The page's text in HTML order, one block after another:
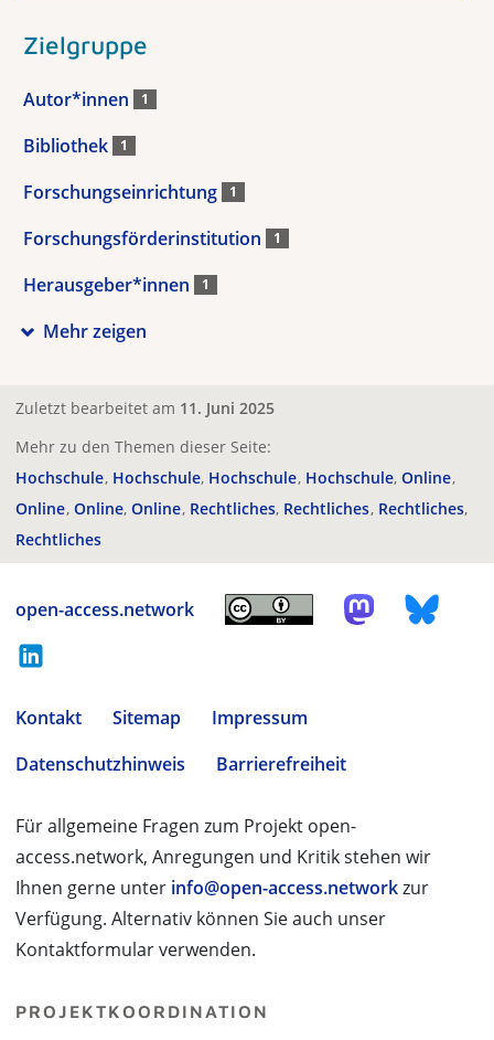
Zielgruppe
Autor*innen 1
Bibliothek 1
Forschungseinrichtung 1
Forschungsförderinstitution 1
Herausgeber*innen 1
Mehr zeigen
Zuletzt bearbeitet am 11. Juni 2025
Mehr zu den Themen dieser Seite:
Hochschule Hochschule Hochschule Hochschule Online
Online Online Online Rechtliches Rechtliches Rechtliches
Rechtliches
open-access.network
Kontakt Sitemap
Impressum
Datenschutzhinweis
Barrierefreiheit
Für allgemeine Fragen zum Projekt open-
access.network, Anregungen und Kritik stehen wir
Ihnen gerne unter info@open-access.networkzur
Verfügung. Alternativ können Sie auch unser
Kontaktformular verwenden.
PROJEKTKOORDINATION